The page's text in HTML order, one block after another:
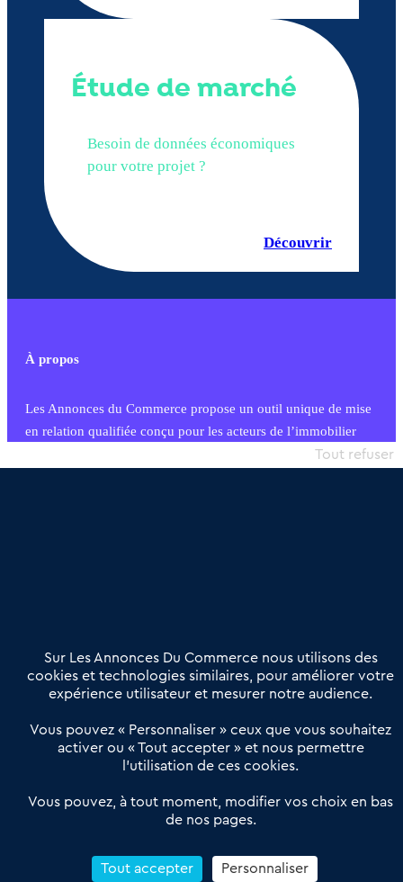
Étude de marché
Besoin de données économiques
pour votre projet ?
Découvrir
À propos
Les Annonces du Commerce propose un outil unique de mise
en relation qualifiée conçu pour les acteurs de l’immobilier
commercial et les collectivités territoriales, simple et intégrant
Offres Pro
Actualités
Qui sommes nous ?
Derniers articles
Réseau 3C : un partenaire national dédié aux transactions
Petitscommerces : Un partenariat au service du commerce de
proximité et des territoires
Reprendre un Restaurant Rapide
Sur Les Annonces Du Commerce nous utilisons des
cookies et technologies similaires, pour améliorer votre
expérience utilisateur et mesurer notre audience.
Vous pouvez « Personnaliser » ceux que vous souhaitez
activer ou « Tout accepter » et nous permettre
l’utilisation de ces cookies.
Vous pouvez, à tout moment, modifier vos choix en bas
de nos pages.
Tout accepter
Tout refuser
Personnaliser